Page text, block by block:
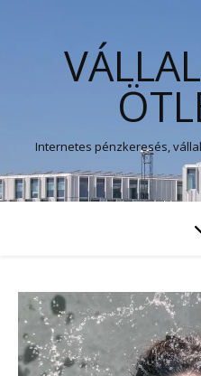
Internetes pénzkeresés,